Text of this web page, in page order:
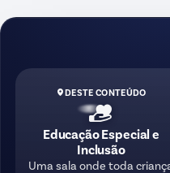
DESTE CONTEÚDO
Educação Especial e
Inclusão
Uma sala onde toda